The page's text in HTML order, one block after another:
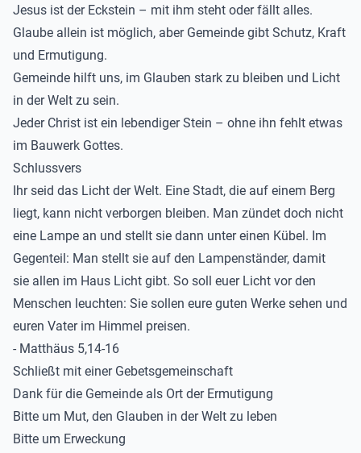
Jesus ist der Eckstein – mit ihm steht oder fällt alles.
Glaube allein ist möglich, aber Gemeinde gibt Schutz, Kraft
und Ermutigung.
Gemeinde hilft uns, im Glauben stark zu bleiben und Licht
in der Welt zu sein.
Jeder Christ ist ein lebendiger Stein – ohne ihn fehlt etwas
im Bauwerk Gottes.
Schlussvers
Ihr seid das Licht der Welt. Eine Stadt, die auf einem Berg
liegt, kann nicht verborgen bleiben. Man zündet doch nicht
eine Lampe an und stellt sie dann unter einen Kübel. Im
Gegenteil: Man stellt sie auf den Lampenständer, damit
sie allen im Haus Licht gibt. So soll euer Licht vor den
Menschen leuchten: Sie sollen eure guten Werke sehen und
euren Vater im Himmel preisen.
- Matthäus 5,14-16
Schließt mit einer Gebetsgemeinschaft
Dank für die Gemeinde als Ort der Ermutigung
Bitte um Mut, den Glauben in der Welt zu leben
Bitte um Erweckung